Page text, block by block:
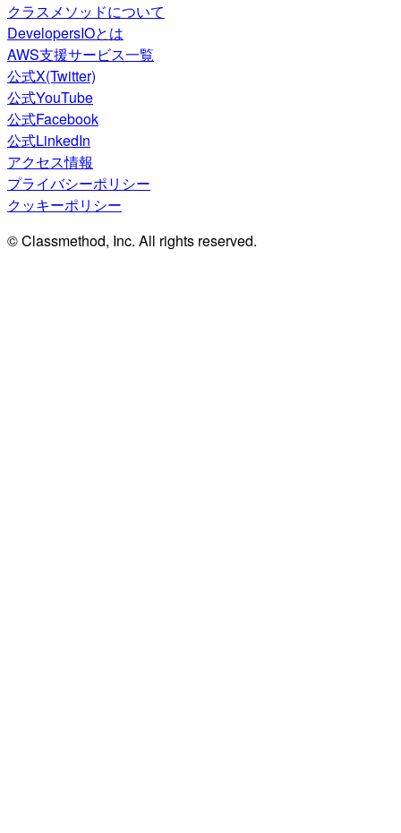
クラスメソッドについて
DevelopersIOとは
AWS支援サービス一覧
公式X(Twitter)
公式YouTube
公式Facebook
公式LinkedIn
アクセス情報
プライバシーポリシー
クッキーポリシー
© Classmethod, Inc. All rights reserved.